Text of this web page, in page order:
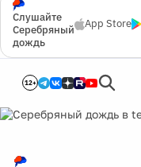
Слушайте
Серебряный
дождь
App Store
12+